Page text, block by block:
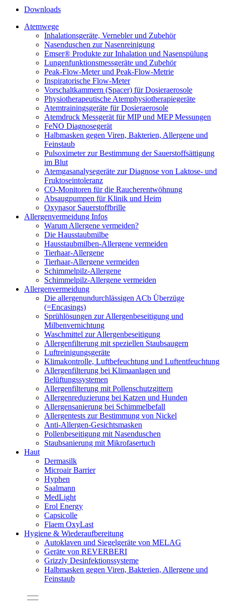
Downloads
Atemwege
Inhalationsgeräte, Vernebler und Zubehör
Nasenduschen zur Nasenreinigung
Emser® Produkte zur Inhalation und Nasenspülung
Lungenfunktionsmessgeräte und Zubehör
Peak-Flow-Meter und Peak-Flow-Metrie
Inspiratorische Flow-Meter
Vorschaltkammern (Spacer) für Dosieraerosole
Physiotherapeutische Atemphysiotherapiegeräte
Atemtrainingsgeräte für Dosieraerosole
Atemdruck Messgerät für MIP und MEP Messungen
FeNO Diagnosegerät
Halbmasken gegen Viren, Bakterien, Allergene und
Feinstaub
Pulsoximeter zur Bestimmung der Sauerstoffsättigung
im Blut
Atemgasanalysegeräte zur Diagnose von Laktose- und
Fruktoseintoleranz
CO-Monitoren für die Raucherentwöhnung
Absaugpumpen für Klinik und Heim
Oxynasor Sauerstoffbrille
Allergenvermeidung Infos
Warum Allergene vermeiden?
Die Hausstaubmilbe
Hausstaubmilben-Allergene vermeiden
Tierhaar-Allergene
Tierhaar-Allergene vermeiden
Schimmelpilz-Allergene
Schimmelpilz-Allergene vermeiden
Allergenvermeidung
Die allergenundurchlässigen ACb Überzüge
(=Encasings)
Sprühlösungen zur Allergenbeseitigung und
Milbenvernichtung
Waschmittel zur Allergenbeseitigung
Allergenfilterung mit speziellen Staubsaugern
Luftreinigungsgeräte
Klimakontrolle, Luftbefeuchtung und Luftentfeuchtung
Allergenfilterung bei Klimaanlagen und
Belüftungssystemen
Allergenfilterung mit Pollenschutzgittern
Allergenreduzierung bei Katzen und Hunden
Allergensanierung bei Schimmelbefall
Allergentests zur Bestimmung von Nickel
Anti-Allergen-Gesichtsmasken
Pollenbeseitigung mit Nasenduschen
Staubsanierung mit Mikrofasertuch
Haut
Dermasilk
Microair Barrier
Hyphen
Saalmann
MedLight
Erol Energy
Capsicolle
Flaem OxyLast
Hygiene & Wiederaufbereitung
Autoklaven und Siegelgeräte von MELAG
Geräte von REVERBERI
Grizzly Desinfektionssysteme
Halbmasken gegen Viren, Bakterien, Allergene und
Feinstaub